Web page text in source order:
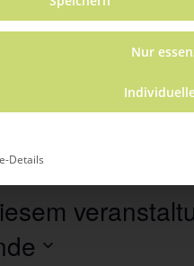
Deutschland
Nur
Details